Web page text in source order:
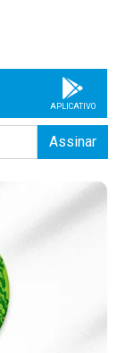
APLICATIVO
Assinar